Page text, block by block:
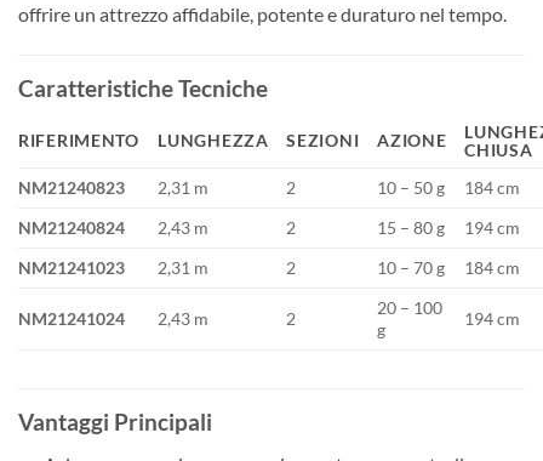
offrire un attrezzo affidabile, potente e duraturo nel tempo.
Caratteristiche Tecniche
RIFERIMENTO LUNGHEZZA SEZIONI AZIONE
CHIUSA
NM21240823
2,31 m 2 10 – 50 g
184 cm
NM21240824
2,43 m 2 15 – 80 g
194 cm
NM21241023
2,31 m 2 10 – 70 g 184 cm
NM21241024 2,43 m 2
20 – 100
g
194 cm
Vantaggi Principali